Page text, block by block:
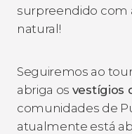
surpreendido com
natural!
Seguiremos ao
abriga os vestígios
comunidades de
atualmente está